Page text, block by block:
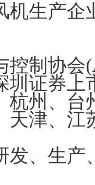
机生产
控制协会
圳证券上
杭州、台
天津、江
发、生产